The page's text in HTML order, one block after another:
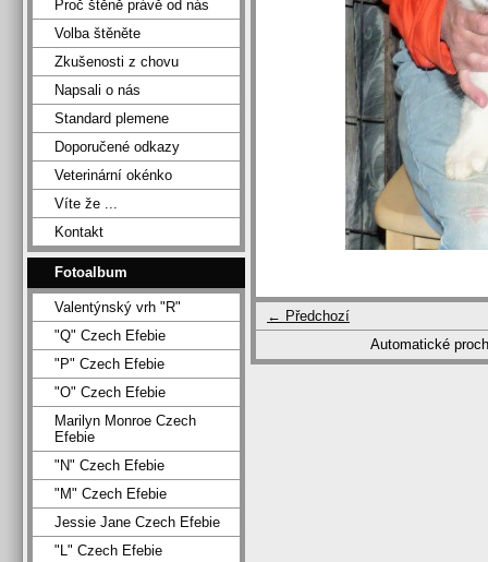
← Předchozí
Automatické
Proč štěně právě od nás
Volba štěněte
Zkušenosti z chovu
Napsali o nás
Standard plemene
Doporučené odkazy
Veterinární okénko
Víte že ...
Kontakt
Fotoalbum
Valentýnský vrh "R"
"Q" Czech Efebie
"P" Czech Efebie
"O" Czech Efebie
Marilyn Monroe Czech
Efebie
"N" Czech Efebie
"M" Czech Efebie
Jessie Jane Czech Efebie
"L" Czech Efebie